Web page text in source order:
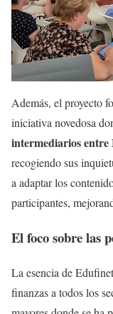
Además, el proyecto
iniciativa novedosa
intermediarios entre
recogiendo sus
a adaptar los
participantes,
El foco sobre las
La esencia de
finanzas a todos los